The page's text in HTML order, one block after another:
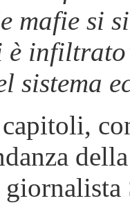
mafie si
è
sistema